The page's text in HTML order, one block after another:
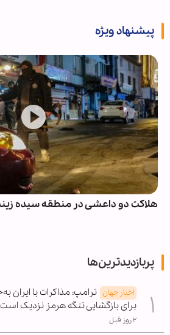
پیشنهاد ویژه
هلاکت دو داعشی در منطقه سیده
پربازدیدترین‌ها
اخبار جهان ترامپ: مذاکرات با ایران
برای بازگشایی تنگه هرمز نزدیک
۲ روز قبل